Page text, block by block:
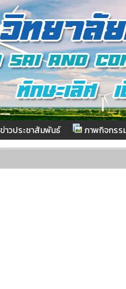
ข่าวประชาสัมพันธ์ ภาพกิจกรร